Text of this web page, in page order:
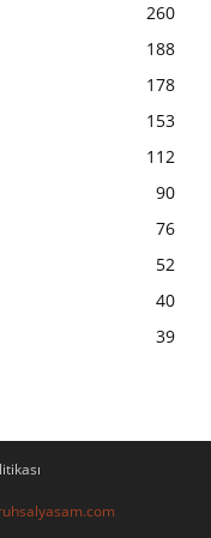
260
188
178
153
112
90
76
52
40
39